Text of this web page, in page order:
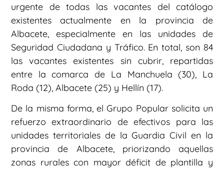
urgente de todas las vacantes del catálogo
existentes actualmente en la provincia de
Albacete, especialmente en las unidades de
Seguridad Ciudadana y Tráfico. En total, son 84
las vacantes existentes sin cubrir, repartidas
entre la comarca de La Manchuela (30), La
Roda (12), Albacete (25) y Hellín (17).
De la misma forma, el Grupo Popular solicita un
refuerzo extraordinario de efectivos para las
unidades territoriales de la Guardia Civil en la
provincia de Albacete, priorizando aquellas
zonas rurales con mayor déficit de plantilla y